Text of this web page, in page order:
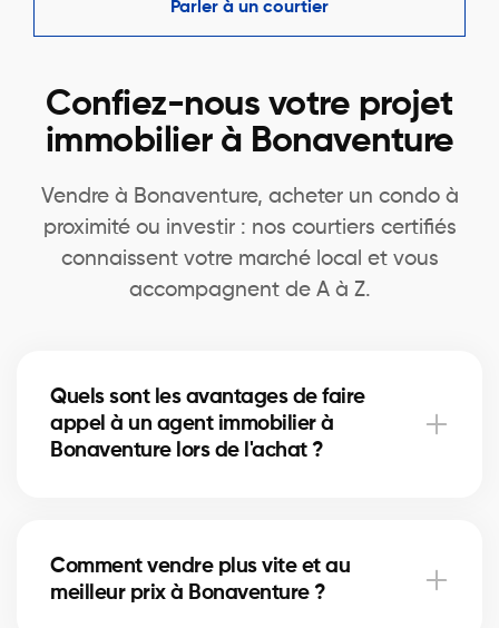
Parler à un courtier
Confiez-nous votre projet
immobilier à Bonaventure
Vendre à Bonaventure, acheter un condo à
proximité ou investir : nos courtiers certifiés
connaissent votre marché local et vous
accompagnent de A à Z.
Quels sont les avantages de faire
appel à un agent immobilier à
Bonaventure lors de l'achat ?
Comment vendre plus vite et au
meilleur prix à Bonaventure ?